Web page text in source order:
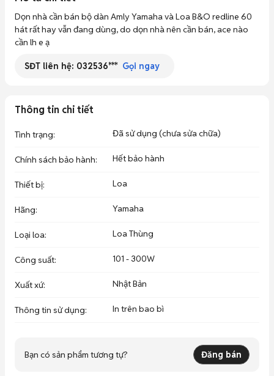
Dọn nhà cần bán bộ dàn Amly Yamaha và Loa B&O redline 60
hát rất hay vẫn đang dùng, do dọn nhà nên cần bán, ace nào
cần lh e ạ
SĐT liên hệ: 032536*** Gọi ngay
Thông tin chi tiết
Tình trạng: Đã sử dụng (chưa sửa chữa)
Chính sách bảo hành: Hết bảo hành
Thiết bị: Loa
Hãng: Yamaha
Loại loa: Loa Thùng
Công suất: 101 - 300W
Xuất xứ: Nhật Bản
Thông tin sử dụng: In trên bao bì
Bạn có sản phẩm tương tự? Đăng bán